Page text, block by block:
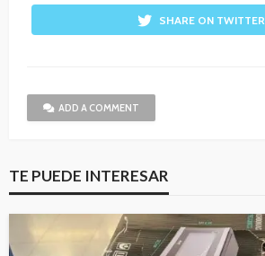
SHARE ON TWITTER
ADD A COMMENT
TE PUEDE INTERESAR